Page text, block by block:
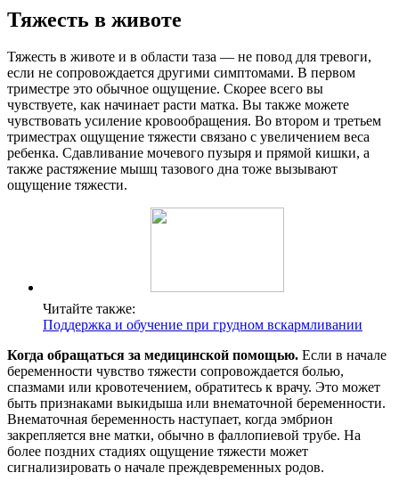
Тяжесть в животе
Тяжесть в животе и в области таза — не повод для тревоги,
если не сопровождается другими симптомами. В первом
триместре это обычное ощущение. Скорее всего вы
чувствуете, как начинает расти матка. Вы также можете
чувствовать усиление кровообращения. Во втором и третьем
триместрах ощущение тяжести связано с увеличением веса
ребенка. Сдавливание мочевого пузыря и прямой кишки, а
также растяжение мышц тазового дна тоже вызывают
ощущение тяжести.
Читайте также:
Поддержка и обучение при грудном вскармливании
Когда обращаться за медицинской помощью. Если в начале
беременности чувство тяжести сопровождается болью,
спазмами или кровотечением, обратитесь к врачу. Это может
быть признаками выкидыша или внематочной беременности.
Внематочная беременность наступает, когда эмбрион
закрепляется вне матки, обычно в фаллопиевой трубе. На
более поздних стадиях ощущение тяжести может
сигнализировать о начале преждевременных родов.